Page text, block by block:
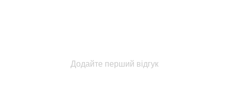
Додайте перший відгук